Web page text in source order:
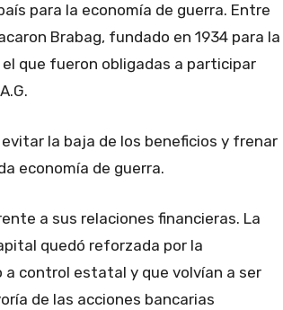
para la economía de guerra. Entre
Brabag, fundado en 1934 para la
que fueron obligadas a participar
la baja de los beneficios y frenar
economía de guerra.
a sus relaciones financieras. La
quedó reforzada por la
control estatal y que volvían a ser
de las acciones bancarias